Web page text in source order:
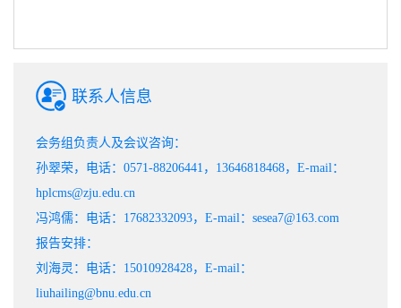
联系人信息
会务组负责人及会议咨询：
孙翠荣，电话：0571-88206441，13646818468，E-mail：
hplcms@zju.edu.cn
冯鸿儒：电话：17682332093，E-mail：sesea7@163.com
报告安排：
刘海灵：电话：15010928428，E-mail：
liuhailing@bnu.edu.cn